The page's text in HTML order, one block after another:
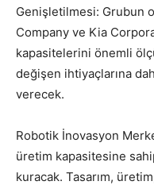
Genişletilmesi: Grubun
Company ve Kia
kapasitelerini önemli
değişen ihtiyaçlarına
verecek.
Robotik İnovasyon
üretim kapasitesine
kuracak. Tasarım,